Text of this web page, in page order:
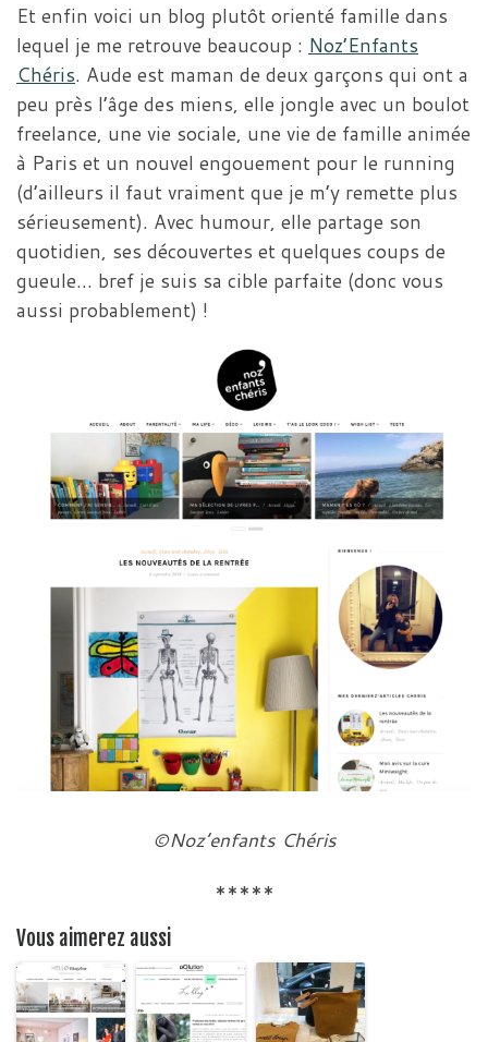
Et enfin voici un blog plutôt orienté famille dans
lequel je me retrouve beaucoup : Noz’Enfants
Chéris. Aude est maman de deux garçons qui ont a
peu près l’âge des miens, elle jongle avec un boulot
freelance, une vie sociale, une vie de famille animée
à Paris et un nouvel engouement pour le running
(d’ailleurs il faut vraiment que je m’y remette plus
sérieusement). Avec humour, elle partage son
quotidien, ses découvertes et quelques coups de
gueule… bref je suis sa cible parfaite (donc vous
aussi probablement) !
©Noz’enfants Chéris
*****
Vous aimerez aussi